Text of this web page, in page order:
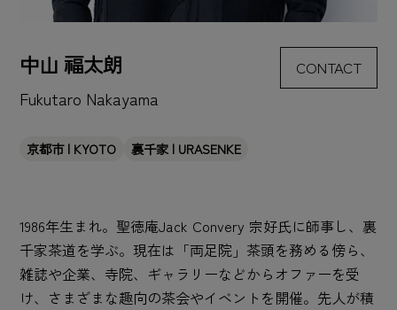
中山 福太朗
Fukutaro Nakayama
京都市 | KYOTO 裏千家 | URASENKE
1986年生まれ。聖徳庵Jack Convery 宗好氏に師事し、裏
千家茶道を学ぶ。現在は「両足院」茶頭を務める傍ら、
雑誌や企業、寺院、ギャラリーなどからオファーを受
け、さまざまな趣向の茶会やイベントを開催。先人が積
CONTACT